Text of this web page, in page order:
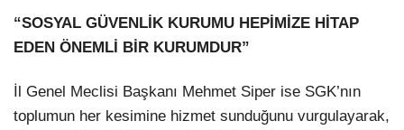
“SOSYAL GÜVENLİK KURUMU HEPİMİZE HİTAP
EDEN ÖNEMLİ BİR KURUMDUR”
İl Genel Meclisi Başkanı Mehmet Siper ise SGK’nın
toplumun her kesimine hizmet sunduğunu vurgulayarak,